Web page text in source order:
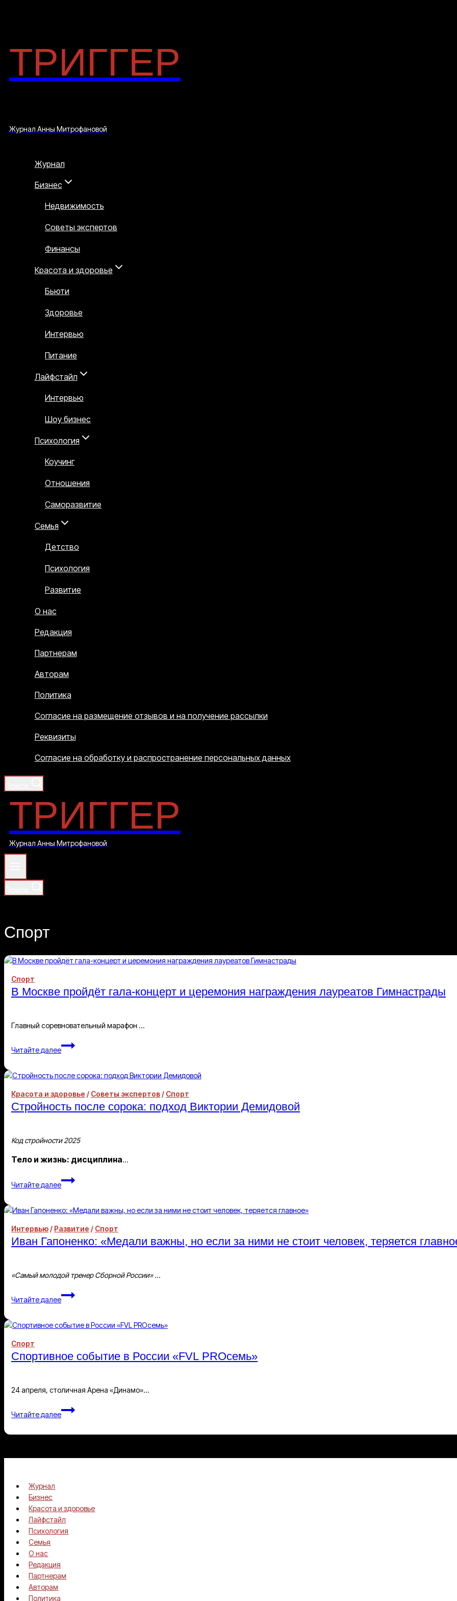
содержимому
ТРИГГЕР
Журнал Анны Митрофановой
Журнал
Бизнес
Недвижимость
Советы экспертов
Финансы
Красота и здоровье
Бьюти
Здоровье
Интервью
Питание
Лайфстайл
Интервью
Шоу бизнес
Психология
Коучинг
Отношения
Саморазвитие
Семья
Детство
Психология
Развитие
О нас
Редакция
Партнерам
Авторам
Политика
Согласие на размещение отзывов и на получение рассылки
Реквизиты
Согласие на обработку и распространение персональных данных
ТРИГГЕР
Журнал Анны Митрофановой
Спорт
Спорт
В Москве пройдёт гала-концерт и церемония награждения лауреатов Гимнастрады
Главный соревновательный марафон …
Читайте далее
В
Москве
гала-
и
церемония
Гимнастрады
Красота и здоровье / Советы экспертов/ Спорт
Стройность после сорока: подход Виктории Демидовой
Код стройности 2025
Тело и жизнь: дисциплина…
Читайте далее
Стройность
после
подход
Демидовой
Интервью/ Развитие / Спорт
Иван Гапоненко: «Медали важны, но если за ними не стоит человек, теряется
«Самый молодой тренер Сборной России»…
Читайте далее
Иван
Гапоненко:
важны,
за
стоит
человек,
теряется
Спорт
Спортивное событие в России «FVL PROсемь»
24 апреля, столичная Арена «Динамо»…
Читайте далее
Спортивное
событие
Журнал
Бизнес
Красота и здоровье
Лайфстайл
Психология
Семья
О нас
Редакция
Партнерам
Авторам
Политика